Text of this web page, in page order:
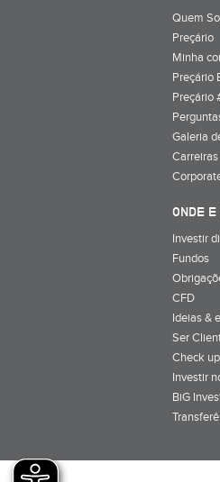
Quem
Preçário
Minha
Preçário
Preçário
Galeria
Carreiras
ONDE E
Investir
Fundos
CFD
Ideias &
Ser
Check
Investir
BiG